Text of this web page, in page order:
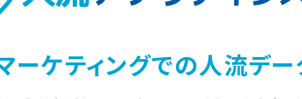
ーケティングでの人流デー